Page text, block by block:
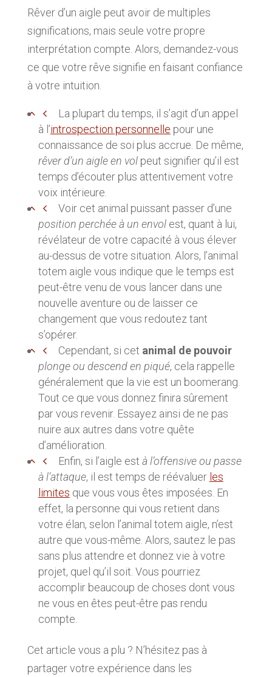
Rêver d’un aigle peut avoir de multiples
significations, mais seule votre propre
interprétation compte. Alors, demandez-vous
ce que votre rêve signifie en faisant confiance
à votre intuition.
La plupart du temps, il s’agit d’un appel
à l’introspection personnelle pour une
connaissance de soi plus accrue. De même,
rêver d’un aigle en volpeut signifier qu’il est
temps d’écouter plus attentivement votre
voix intérieure.
Voir cet animal puissant passer d’une
position perchée à un envolest, quant à lui,
révélateur de votre capacité à vous élever
au-dessus de votre situation. Alors, l’animal
totem aigle vous indique que le temps est
peut-être venu de vous lancer dans une
nouvelle aventure ou de laisser ce
changement que vous redoutez tant
s’opérer.
Cependant, si cet animal de pouvoir
plonge ou descend en piqué, cela rappelle
généralement que la vie est un boomerang.
Tout ce que vous donnez finira sûrement
par vous revenir. Essayez ainsi de ne pas
nuire aux autres dans votre quête
d’amélioration.
Enfin, si l’aigle est à l’offensive ou passe
à l’attaque, il est temps de réévaluer les
limites que vous vous êtes imposées. En
effet, la personne qui vous retient dans
votre élan, selon l’animal totem aigle, n’est
autre que vous-même. Alors, sautez le pas
sans plus attendre et donnez vie à votre
projet, quel qu’il soit. Vous pourriez
accomplir beaucoup de choses dont vous
ne vous en êtes peut-être pas rendu
compte.
Cet article vous a plu ? N’hésitez pas à
partager votre expérience dans les